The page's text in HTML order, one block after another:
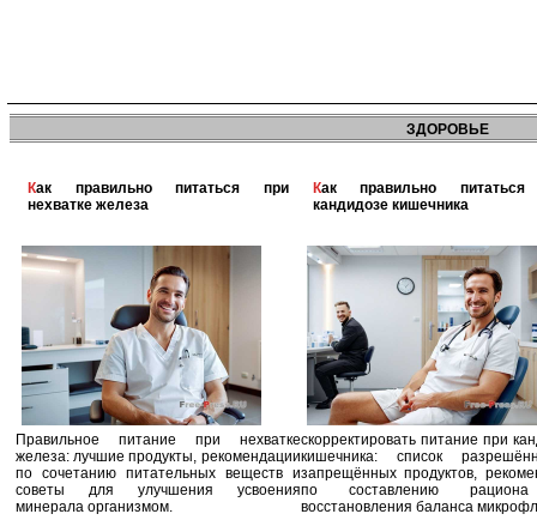
ЗДОРОВЬЕ
Как правильно питаться при
нехватке железа
Правильное питание при нехватке
железа: лучшие продукты, рекомендации
по сочетанию питательных веществ и
советы для улучшения усвоения
минерала организмом.
Как правильно питаться при
кандидозе кишечника
скорректировать питание при
кишечника: список
запрещённых продуктов,
по составлению
восстановления баланса